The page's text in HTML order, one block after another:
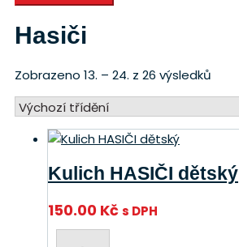
Hasiči
Zobrazeno 13. – 24. z 26 výsledků
Kulich HASIČI dětský
150.00 Kčs DPH